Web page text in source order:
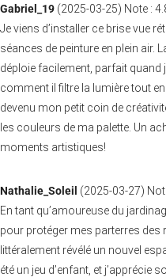
Gabriel_19 (2025-03-25) Note :
Je viens d’installer ce brise vue
séances de peinture en plein air.
déploie facilement, parfait quand
comment il filtre la lumière tout
devenu mon petit coin de
les couleurs de ma palette. Un
moments artistiques!
Nathalie_Soleil (2025-03-27)
En tant qu’amoureuse du
pour protéger mes parterres des
littéralement révélé un nouvel
été un jeu d’enfant, et j’apprécie